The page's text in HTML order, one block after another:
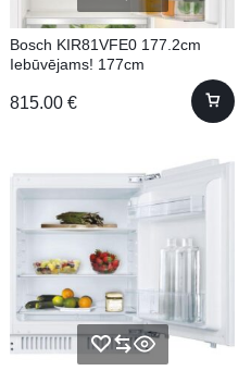
Bosch KIR81VFE0 177.2cm
Iebūvējams! 177cm
815.00 €